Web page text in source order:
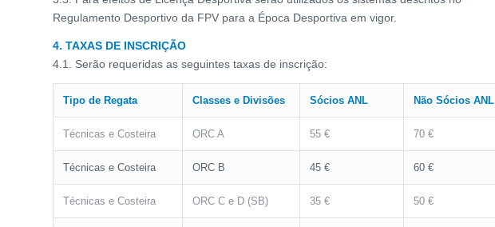
Regulamento Desportivo da FPV para a Época Desportiva em vigor.
4. TAXAS DE INSCRIÇÃO
4.1. Serão requeridas as seguintes taxas de inscrição:
Tipo de Regata Classes e Divisões Sócios ANL Não Sócios ANL
Técnicas e Costeira ORC A 55 € 70 €
Técnicas e Costeira ORC B 45 € 60 €
Técnicas e Costeira ORC C e D (SB) 35 € 50 €